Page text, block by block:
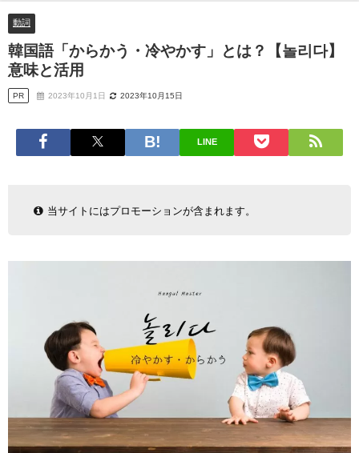
動詞
韓国語「からかう・冷やかす」とは？【놀리다】
意味と活用
PR 2023年10月1日 2023年10月15日
LINE
当サイトにはプロモーションが含まれます。